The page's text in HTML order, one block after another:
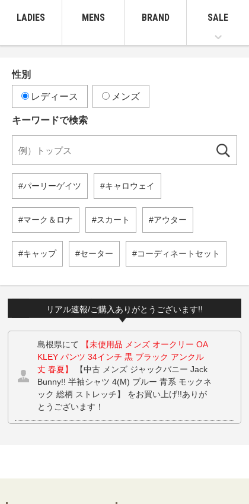
LADIES MENS BRAND SALE
性別
レディース メンズ
キーワードで検索
パーリーゲイツ キャロウェイ
マーク＆ロナ スカート アウター
キャップ セーター コーディネートセット
リアル速報/ご購入ありがとうございます!!
島根県にて
【未使用品 メンズ オークリー OA
KLEY パンツ 34インチ 黒 ブラック アンクル
丈 春夏】
【中古 メンズ ジャックバニー Jack
Bunny!! 半袖シャツ 4(M) ブルー 青系 モックネ
ック 総柄 ストレッチ】 をお買い上げ!!ありが
とうございます！